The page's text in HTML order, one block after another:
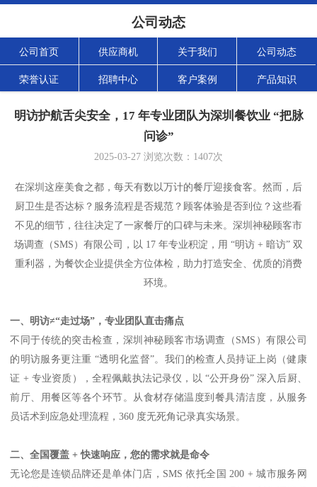
公司动态
公司首页 供应商机 关于我们 公司动态
荣誉认证 招聘中心 客户案例 产品知识
明访护航舌尖安全，17 年专业团队为深圳餐饮业 “把脉
问诊”
2025-03-27 浏览次数： 1407次
在深圳这座美食之都，每天有数以万计的餐厅迎接食客。然而，后
厨卫生是否达标？服务流程是否规范？顾客体验是否到位？这些看
不见的细节，往往决定了一家餐厅的口碑与未来。深圳神秘顾客市
场调查（SMS）有限公司，以 17 年专业积淀，用 “明访 + 暗访” 双
重利器，为餐饮企业提供全方位体检，助力打造安全、优质的消费
环境。
一、明访≠“走过场”，专业团队直击痛点
不同于传统的突击检查，深圳神秘顾客市场调查（ SMS ）有限公司
的明访服务更注重 “透明化监督”。我们的检查人员持证上岗（健康
证 + 专业资质），全程佩戴执法记录仪，以 “公开身份” 深入后厨、
前厅、用餐区等各个环节。从食材存储温度到餐具清洁度，从服务
员话术到应急处理流程，360 度无死角记录真实场景。
二、全国覆盖 +快速响应，您的需求就是命令
无论您是连锁品牌还是单体门店， SMS依托全国200 +城市服务网